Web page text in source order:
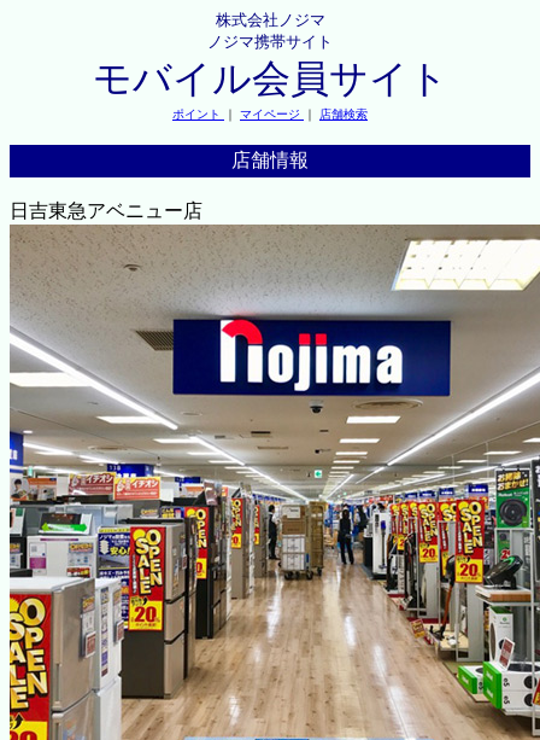
株式会社ノジマ
ノジマ携帯サイト
モバイル会員サイト
ポイント ｜ マイページ ｜ 店舗検索
店舗情報
日吉東急アベニュー店